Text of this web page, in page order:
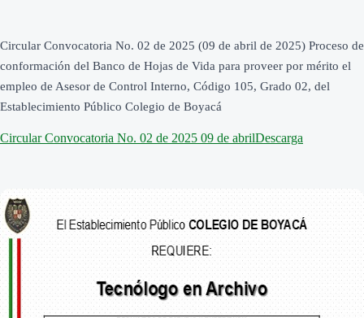
Circular Convocatoria No. 02 de 2025 (09 de abril de 2025) Proceso de
conformación del Banco de Hojas de Vida para proveer por mérito el
empleo de Asesor de Control Interno, Código 105, Grado 02, del
Establecimiento Público Colegio de Boyacá
Circular Convocatoria No. 02 de 2025 09 de abrilDescarga